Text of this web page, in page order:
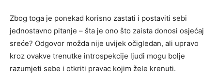
Zbog toga je ponekad korisno zastati i postaviti sebi
jednostavno pitanje – šta je ono što zaista donosi osjećaj
sreće? Odgovor možda nije uvijek očigledan, ali upravo
kroz ovakve trenutke introspekcije ljudi mogu bolje
razumjeti sebe i otkriti pravac kojim žele krenuti.